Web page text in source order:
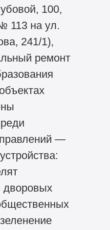
100,
113 на ул.
241/1),
ремонт
—
дворовых